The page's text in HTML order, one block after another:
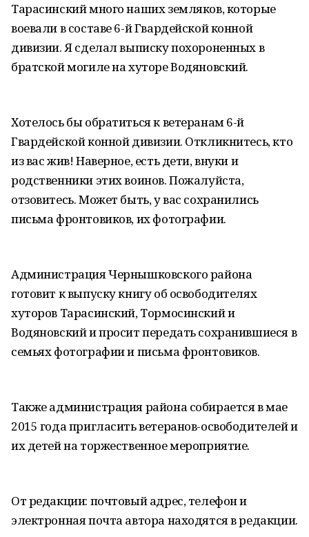
Тарасинский много наших земляков, которые
воевали в составе 6-й Гвардейской конной
дивизии. Я сделал выписку похороненных в
братской могиле на хуторе Водяновский.
Хотелось бы обратиться к ветеранам 6-й
Гвардейской конной дивизии. Откликнитесь, кто
из вас жив! Наверное, есть дети, внуки и
родственники этих воинов. Пожалуйста,
отзовитесь. Может быть, у вас сохранились
письма фронтовиков, их фотографии.
Администрация Чернышковского района
готовит к выпуску книгу об освободителях
хуторов Тарасинский, Тормосинский и
Водяновский и просит передать сохранившиеся в
семьях фотографии и письма фронтовиков.
Также администрация района собирается в мае
2015 года пригласить ветеранов-освободителей и
их детей на торжественное мероприятие.
От редакции: почтовый адрес, телефон и
электронная почта автора находятся в редакции.